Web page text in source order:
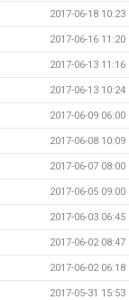
2017-06-18 10:23
2017-06-16 11:20
2017-06-13 11:16
2017-06-13 10:24
2017-06-09 06:00
2017-06-08 10:09
2017-06-07 08:00
2017-06-05 09:00
2017-06-03 06:45
2017-06-02 08:47
2017-06-02 06:18
2017-05-31 15:53